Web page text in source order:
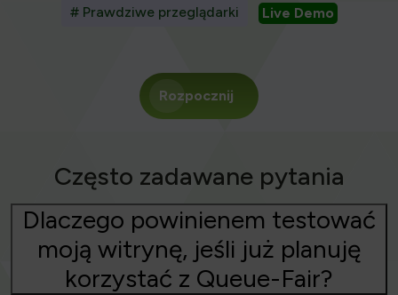
# Prawdziwe przeglądarki Live Demo
Rozpocznij
Często zadawane pytania
Dlaczego powinienem testować
moją witrynę, jeśli już planuję
korzystać z Queue-Fair?